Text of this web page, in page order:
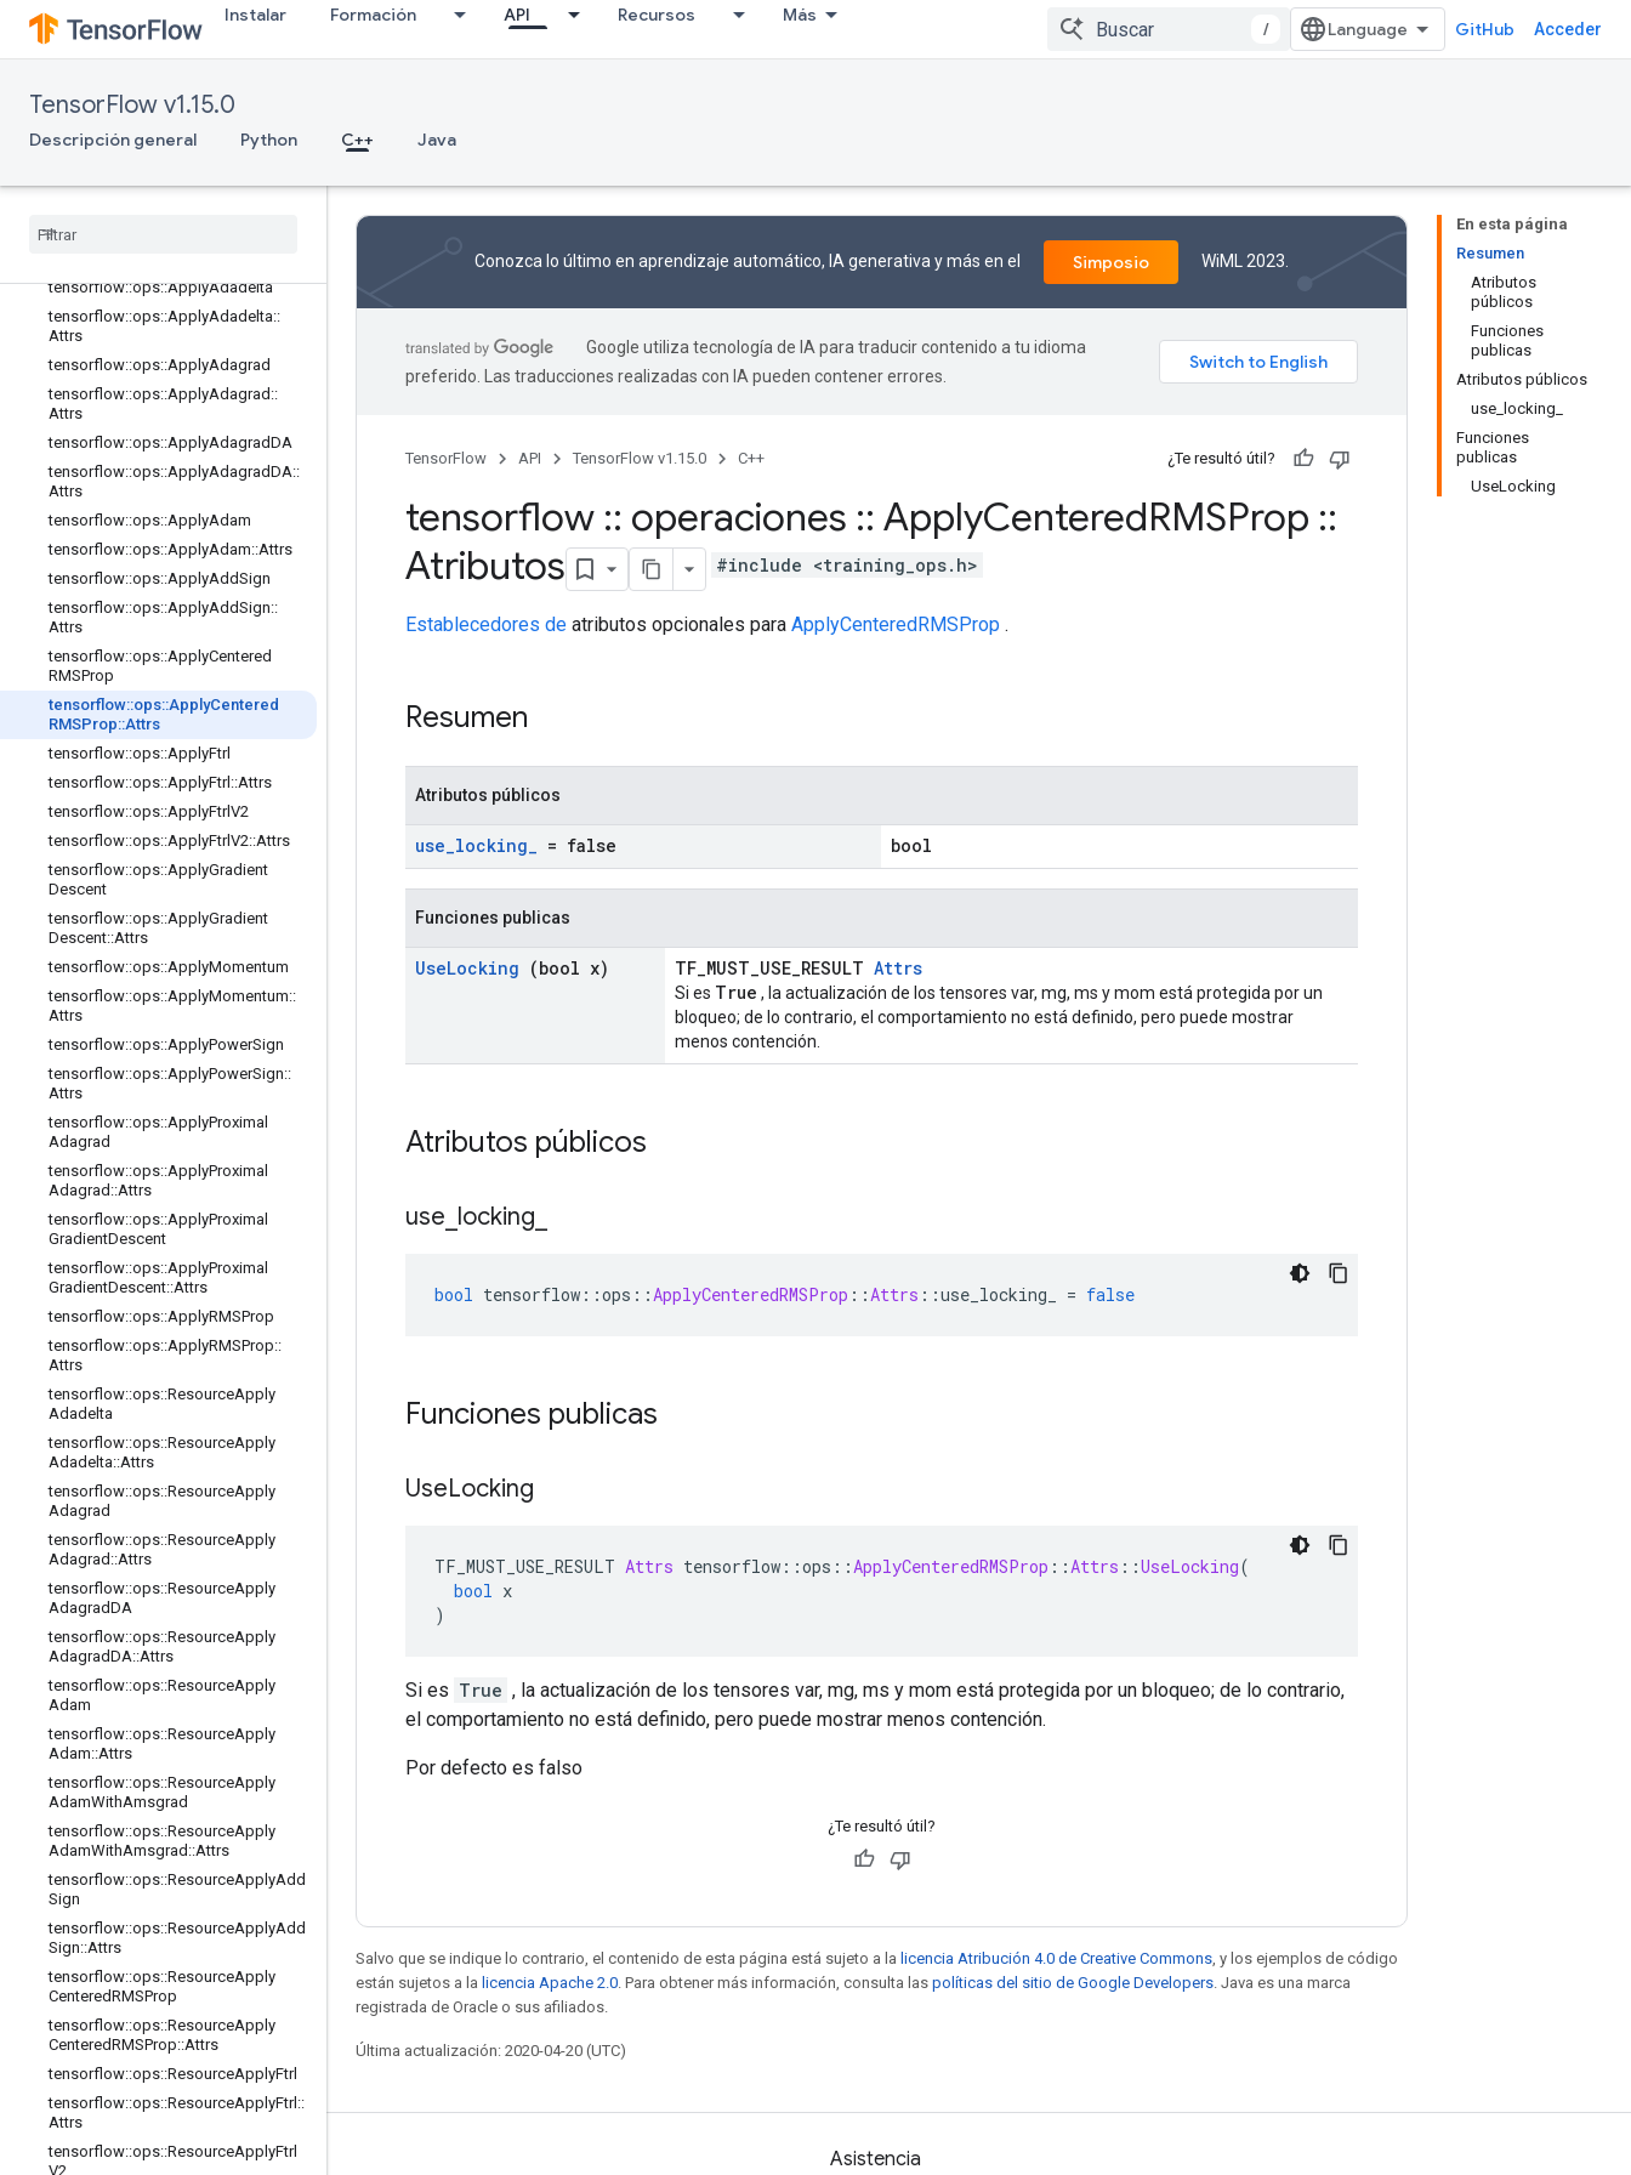
Instalar Formación API Recursos Más
/ GitHub Acceder
TensorFlow v1.15.0
Descripción general Python C++ Java
nn_ops
no_op
random_ops
sparse_ops
training
tensorflow::ops::ApplyAdadelta
tensorflow::ops::ApplyAdadelta::
Attrs
tensorflow::ops::ApplyAdagrad
tensorflow::ops::ApplyAdagrad ::
Attrs
tensorflow::ops::ApplyAdagradDA
tensorflow::ops::ApplyAdagradDA::
Attrs
tensorflow::ops::ApplyAdam
tensorflow::ops::ApplyAdam::Attrs
tensorflow::ops::ApplyAddSign
tensorflow::ops::ApplyAddSign::
Attrs
tensorflow::ops::ApplyCentered
RMSProp
tensorflow::ops::ApplyCentered
RMSProp::Attrs
tensorflow::ops::ApplyFtrl
tensorflow::ops::ApplyFtrl ::Attrs
tensorflow::ops::ApplyFtrlV2
tensorflow::ops::ApplyFtrlV2::Attrs
tensorflow::ops::ApplyGradient
Descent
tensorflow::ops::ApplyGradient
Descent::Attrs
tensorflow::ops::ApplyMomentum
tensorflow::ops::ApplyMomentum::
Attrs
tensorflow::ops::ApplyPowerSign
tensorflow::ops::ApplyPowerSign::
Attrs
tensorflow::ops::ApplyProximal
Adagrad
tensorflow::ops::ApplyProximal
Adagrad ::Attrs
tensorflow::ops::ApplyProximal
GradientDescent
tensorflow::ops::ApplyProximal
GradientDescent::Attrs
tensorflow::ops::ApplyRMSProp
tensorflow::ops::ApplyRMSProp::
Attrs
tensorflow::ops::ResourceApply
Adadelta
tensorflow::ops::ResourceApply
Adadelta::Attrs
tensorflow::ops::ResourceApply
Adagrad
tensorflow::ops::ResourceApply
Adagrad ::Attrs
tensorflow::ops::ResourceApply
AdagradDA
tensorflow::ops::ResourceApply
AdagradDA::Attrs
tensorflow::ops::ResourceApply
Adam
tensorflow::ops::ResourceApply
Adam::Attrs
tensorflow::ops::ResourceApply
AdamWithAmsgrad
tensorflow::ops::ResourceApply
AdamWithAmsgrad ::Attrs
tensorflow::ops::ResourceApplyAdd
Sign
tensorflow::ops::ResourceApplyAdd
Sign::Attrs
tensorflow::ops::ResourceApply
CenteredRMSProp
tensorflow::ops::ResourceApply
CenteredRMSProp::Attrs
tensorflow::ops::ResourceApplyFtrl
tensorflow::ops::ResourceApplyFtrl ::
Attrs
tensorflow::ops::ResourceApplyFtrl
V2
En esta página
Resumen
Atributos
públicos
Funciones
publicas
Atributos públicos
use_locking_
Funciones
publicas
UseLocking
Conozca lo último en aprendizaje automático, IA generativa y más en el Simposio WiML 2023.
Google utiliza tecnología de IA para traducir contenido a tu idioma
preferido. Las traducciones realizadas con IA pueden contener errores.
TensorFlow API TensorFlow v1.15.0 C++ ¿Te resultó útil?
tensorflow :: operaciones :: ApplyCenteredRMSProp ::
Atributos
#include <training_ops.h>
Establecedores de atributos opcionales para ApplyCenteredRMSProp .
Resumen
Atributos públicos
use_locking_ = false bool
Funciones publicas
UseLocking (bool x) TF_MUST_USE_RESULT Attrs
Si es True , la actualización de los tensores var, mg, ms y mom está protegida por un
bloqueo; de lo contrario, el comportamiento no está definido, pero puede mostrar
menos contención.
Atributos públicos
use locking
bool tensorflow ::ops ::ApplyCenteredRMSProp ::Attrs ::use_locking_ = false
Funciones publicas
UseLocking
TF_MUST_USE_RESULT Attrs tensorflow ::ops ::ApplyCenteredRMSProp ::Attrs ::UseLocking(
bool x
)
Si es True , la actualización de los tensores var, mg, ms y mom está protegida por un bloqueo; de lo contrario,
el comportamiento no está definido, pero puede mostrar menos contención.
Por defecto es falso
¿Te resultó útil?
Salvo que se indique lo contrario, el contenido de esta página está sujeto a la licencia Atribución 4.0 de Creative Commons , y los ejemplos de código
están sujetos a la licencia Apache 2.0 . Para obtener más información, consulta las políticas del sitio de Google Developers . Java es una marca
registrada de Oracle o sus afiliados.
Última actualización: 2020-04-20 (UTC)
Mantente conectado Asistencia